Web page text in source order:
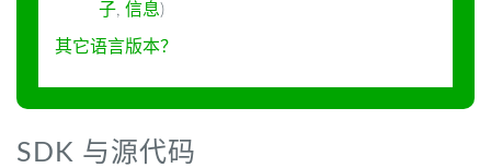
子, 信息)
其它语言版本？
SDK 与源代码